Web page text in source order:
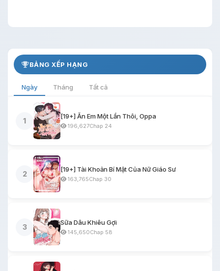
BẢNG XẾP HẠNG
Ngày Tháng Tất cả
1
[19+] Ăn Em Một Lần Thôi, Oppa
196,627Chap 24
2
[19+] Tài Khoản Bí Mật Của Nữ Giáo Sư
163,765Chap 30
3
Sữa Dâu Khiêu Gợi
145,650Chap 58